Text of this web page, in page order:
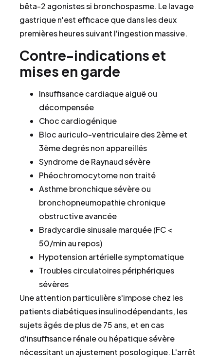
bêta-2 agonistes si bronchospasme. Le lavage
gastrique n'est efficace que dans les deux
premières heures suivant l'ingestion massive.
Contre-indications et
mises en garde
Insuffisance cardiaque aiguë ou
décompensée
Choc cardiogénique
Bloc auriculo-ventriculaire des 2ème et
3ème degrés non appareillés
Syndrome de Raynaud sévère
Phéochromocytome non traité
Asthme bronchique sévère ou
bronchopneumopathie chronique
obstructive avancée
Bradycardie sinusale marquée (FC <
50/min au repos)
Hypotension artérielle symptomatique
Troubles circulatoires périphériques
sévères
Une attention particulière s'impose chez les
patients diabétiques insulinodépendants, les
sujets âgés de plus de 75 ans, et en cas
d'insuffisance rénale ou hépatique sévère
nécessitant un ajustement posologique. L'arrêt